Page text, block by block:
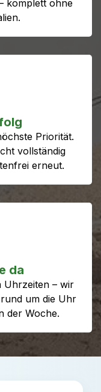
komplett ohne
Priorität.
vollständig
erneut.
da
Uhrzeiten – wir
um die Uhr
der Woche.